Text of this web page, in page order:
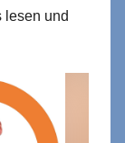
lesen und